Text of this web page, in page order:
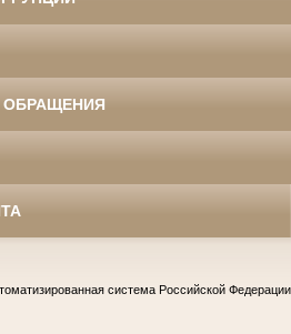
ОБРАЩЕНИЯ
система Российской